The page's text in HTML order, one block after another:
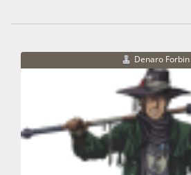
Denaro Forbin